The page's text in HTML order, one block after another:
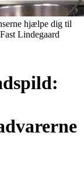
hjælpe dig til
Lindegaard